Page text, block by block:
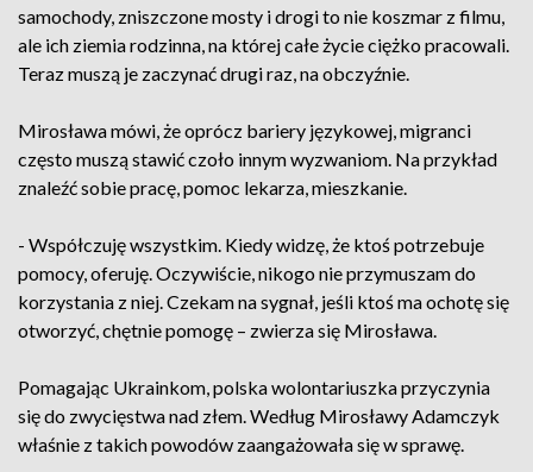
samochody, zniszczone mosty i drogi to nie koszmar z filmu,
ale ich ziemia rodzinna, na której całe życie ciężko pracowali.
Teraz muszą je zaczynać drugi raz, na obczyźnie.
Mirosława mówi, że oprócz bariery językowej, migranci
często muszą stawić czoło innym wyzwaniom. Na przykład
znaleźć sobie pracę, pomoc lekarza, mieszkanie.
- Współczuję wszystkim. Kiedy widzę, że ktoś potrzebuje
pomocy, oferuję. Oczywiście, nikogo nie przymuszam do
korzystania z niej. Czekam na sygnał, jeśli ktoś ma ochotę się
otworzyć, chętnie pomogę – zwierza się Mirosława.
Pomagając Ukrainkom, polska wolontariuszka przyczynia
się do zwycięstwa nad złem. Według Mirosławy Adamczyk
właśnie z takich powodów zaangażowała się w sprawę.